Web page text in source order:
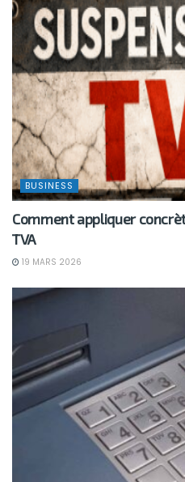
BUSINESS
Comment appliquer
TVA
19 MARS 2026